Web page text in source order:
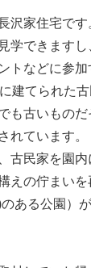
沢家住宅で
学できます
トなどに参加
建てられた
も古いもの
れています。
古民家を園内
えの佇まい
ある公園）